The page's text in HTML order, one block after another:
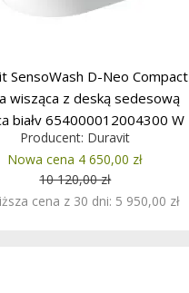
SensoWash D-Neo Compact
wisząca z deską sedesową
biały 654000012004300 W
MAGAZYNIE
Producent: Duravit
Nowa cena 4 650,00 zł
10 120,00 zł
cena z 30 dni: 5 950,00 zł